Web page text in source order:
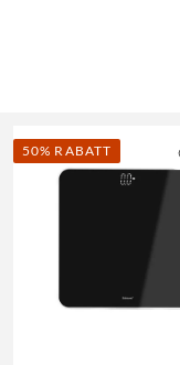
50% RABATT